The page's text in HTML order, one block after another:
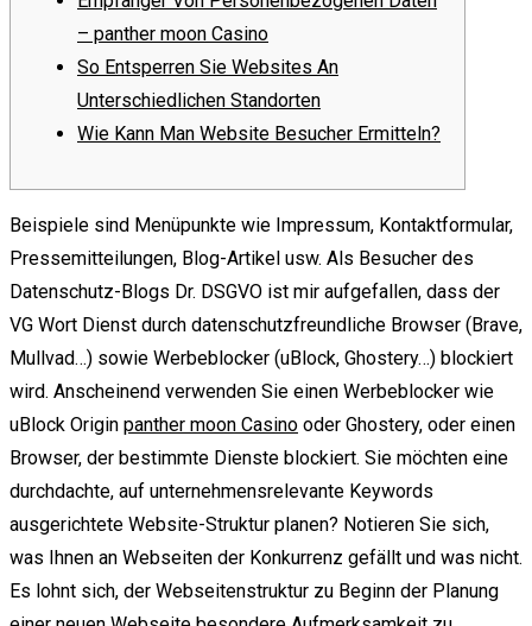
– panther moon Casino
So Entsperren Sie Websites An
Unterschiedlichen Standorten
Wie Kann Man Website Besucher Ermitteln?
Beispiele sind Menüpunkte wie Impressum, Kontaktformular,
Pressemitteilungen, Blog-Artikel usw. Als Besucher des
Datenschutz-Blogs Dr. DSGVO ist mir aufgefallen, dass der
VG Wort Dienst durch datenschutzfreundliche Browser (Brave,
Mullvad…) sowie Werbeblocker (uBlock, Ghostery…) blockiert
wird. Anscheinend verwenden Sie einen Werbeblocker wie
uBlock Origin panther moon Casino oder Ghostery, oder einen
Browser, der bestimmte Dienste blockiert. Sie möchten eine
durchdachte, auf unternehmensrelevante Keywords
ausgerichtete Website-Struktur planen? Notieren Sie sich,
was Ihnen an Webseiten der Konkurrenz gefällt und was nicht.
Es lohnt sich, der Webseitenstruktur zu Beginn der Planung